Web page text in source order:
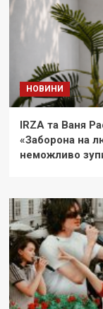
НОВИНИ
IRZA та Ваня
«Заборона на
неможливо